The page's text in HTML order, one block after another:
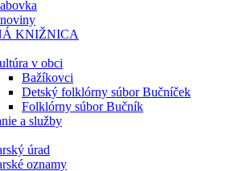
KNIŽNICA
v obci
Bažíkovci
Detský folklórny súbor Bučníček
Folklórny súbor Bučník
a služby
úrad
oznamy